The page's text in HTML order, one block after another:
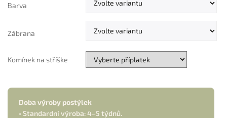
Barva
Zábrana
Komínek na stříške
Doba výroby postýlek
• Standardní výroba: 4–5 týdnů.